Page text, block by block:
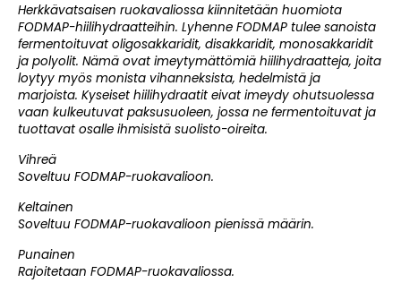
Herkkävatsaisen ruokavaliossa kiinnitetään huomiota
FODMAP-hiilihydraatteihin. Lyhenne FODMAP tulee sanoista
fermentoituvat oligosakkaridit, disakkaridit, monosakkaridit
ja polyolit. Nämä ovat imeytymättömiä hiilihydraatteja, joita
loytyy myös monista vihanneksista, hedelmistä ja
marjoista. Kyseiset hiilihydraatit eivat imeydy ohutsuolessa
vaan kulkeutuvat paksusuoleen, jossa ne fermentoituvat ja
tuottavat osalle ihmisistä suolisto-oireita.
Vihreä
Soveltuu FODMAP-ruokavalioon.
Keltainen
Soveltuu FODMAP-ruokavalioon pienissä määrin.
Punainen
Rajoitetaan FODMAP-ruokavaliossa.